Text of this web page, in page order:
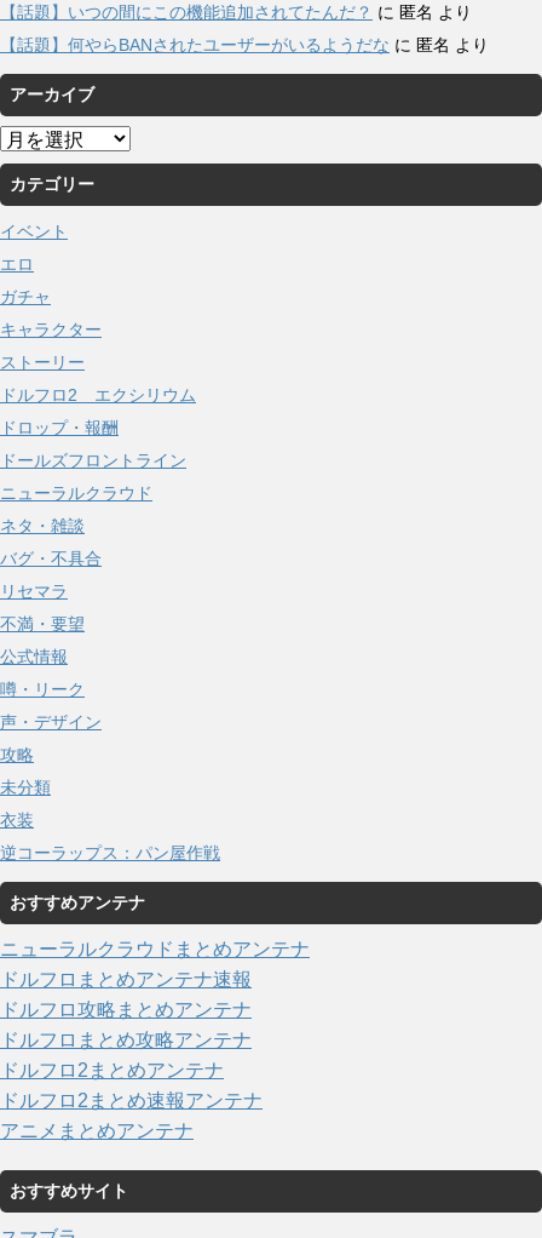
【話題】いつの間にこの機能追加されてたんだ？ に 匿名 より
【話題】何やらBANされたユーザーがいるようだな に 匿名 より
アーカイブ
ア
ー
カ
イ
ブ
カテゴリー
イベント
エロ
ガチャ
キャラクター
ストーリー
ドルフロ2 エクシリウム
ドロップ・報酬
ドールズフロントライン
ニューラルクラウド
ネタ・雑談
バグ・不具合
リセマラ
不満・要望
公式情報
噂・リーク
声・デザイン
攻略
未分類
衣装
逆コーラップス：パン屋作戦
おすすめアンテナ
ニューラルクラウドまとめアンテナ
ドルフロまとめアンテナ速報
ドルフロ攻略まとめアンテナ
ドルフロまとめ攻略アンテナ
ドルフロ2まとめアンテナ
ドルフロ2まとめ速報アンテナ
アニメまとめアンテナ
おすすめサイト